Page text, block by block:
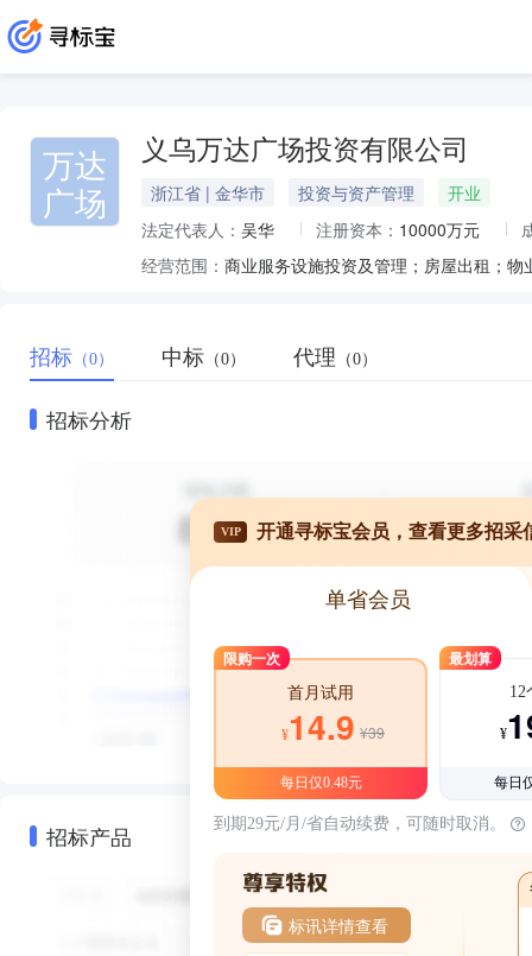
万达
广场
义乌万达广场投资有限公司
浙江省 | 金华市 投资与资产管理
开业
法定代表人： 吴华 注册资本： 10000万元
经营范围：
招标 （0） 中标 （0） 代理 （0）
招标分析
招标产品
VIP 开通寻标宝会员，查看更多招采
单省会员
限购一次
首月试用
¥14.9 ¥39
每日仅0.48元
最划算
12
¥
每日
到期29元/月/省自动续费，可随时取消。
标讯详情查看